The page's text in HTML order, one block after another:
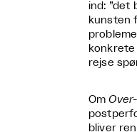
ind: ”det
kunsten
konkrete
rejse
Om
bliver